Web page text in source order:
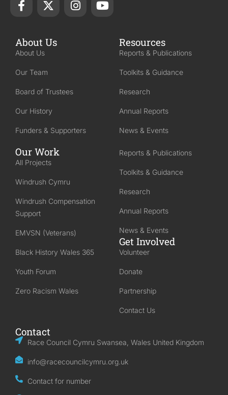
About Us
About Us
Our Team
Board of Trustees
Our History
Funders & Supporters
Resources
Reports & Publications
Toolkits & Guidance
Research
Annual Reports
News & Events
Our Work
All Projects
Windrush Cymru
Windrush Compensation
Support
EMVSN (Veterans)
Black History Wales 365
Youth Forum
Zero Racism Wales
Reports & Publications
Toolkits & Guidance
Research
Annual Reports
News & Events
Get Involved
Volunteer
Donate
Partnership
Contact Us
Contact
Race Council Cymru Swansea, Wales United Kingdom
info@racecouncilcymru.org.uk
Contact for number